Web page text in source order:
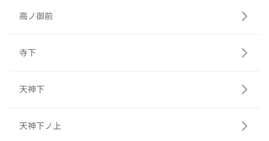
高ノ御前
寺下
天神下
天神下ノ上